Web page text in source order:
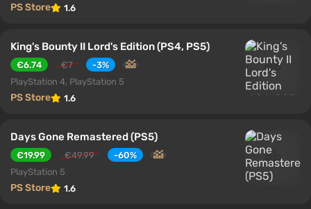
PS Store 1.6
King's Bounty II Lord's Edition (PS4, PS5)
€6.74 €7
-3%
PlayStation 4, PlayStation 5
PS Store 1.6
Days Gone Remastered (PS5)
€19.99 €49.99
-60%
PlayStation 5
PS Store 1.6